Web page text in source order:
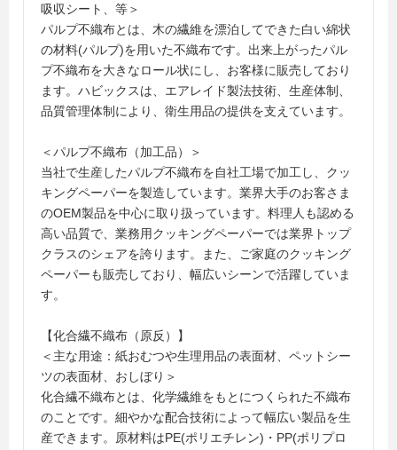
吸収シート、等＞
パルプ不織布とは、木の繊維を漂泊してできた白い綿状
の材料(パルプ)を用いた不織布です。出来上がったパル
プ不織布を大きなロール状にし、お客様に販売しており
ます。ハビックスは、エアレイド製法技術、生産体制、
品質管理体制により、衛生用品の提供を支えています。
＜パルプ不織布（加工品）＞
当社で生産したパルプ不織布を自社工場で加工し、クッ
キングペーパーを製造しています。業界大手のお客さま
のOEM製品を中心に取り扱っています。料理人も認める
高い品質で、業務用クッキングペーパーでは業界トップ
クラスのシェアを誇ります。また、ご家庭のクッキング
ペーパーも販売しており、幅広いシーンで活躍していま
す。
【化合繊不織布（原反）】
＜主な用途：紙おむつや生理用品の表面材、ペットシー
ツの表面材、おしぼり＞
化合繊不織布とは、化学繊維をもとにつくられた不織布
のことです。細やかな配合技術によって幅広い製品を生
産できます。原材料はPE(ポリエチレン)・PP(ポリプロ